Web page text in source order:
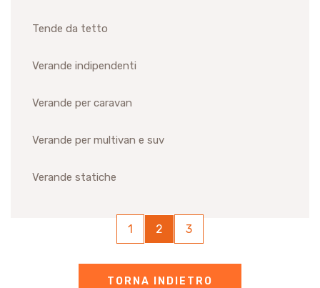
Tende da tetto
Verande indipendenti
Verande per caravan
Verande per multivan e suv
Verande statiche
1 2 3
TORNA INDIETRO